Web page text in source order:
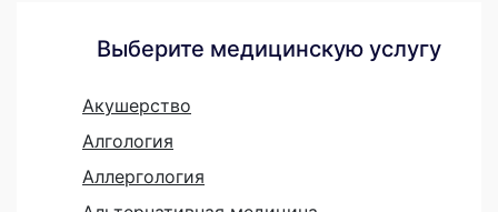
Выберите медицинскую услугу
Акушерство
Алгология
Аллергология